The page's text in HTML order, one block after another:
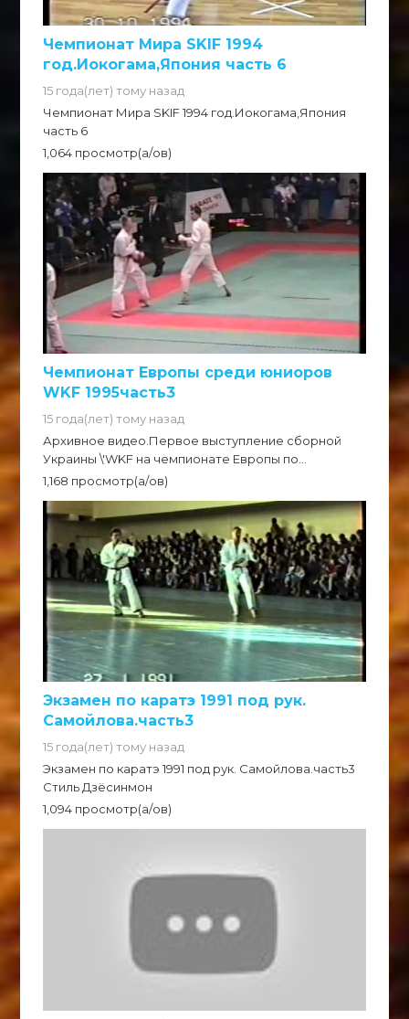
Чемпионат Мира SKIF 1994
год.Иокогама,Япония часть 6
15 года(лет) тому назад
Чемпионат Мира SKIF 1994 год.Иокогама,Япония
часть 6
1,064 просмотр(а/ов)
Чемпионат Европы среди юниоров
WKF 1995часть3
15 года(лет) тому назад
Архивное видео.Первое выступление сборной
Украины \'WKF на чемпионате Европы по...
1,168 просмотр(а/ов)
Экзамен по каратэ 1991 под рук.
Самойлова.часть3
15 года(лет) тому назад
Экзамен по каратэ 1991 под рук. Самойлова.часть3
Стиль Дзёсинмон
1,094 просмотр(а/ов)